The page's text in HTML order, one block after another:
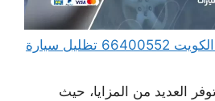
تظليل سيارات متنقل الكويت 66400552 تظليل سيارة
العديد من المزايا، حيث